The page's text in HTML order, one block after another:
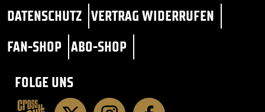
DATENSCHUTZ VERTRAG WIDERRUFEN
FAN-SHOP ABO-SHOP
FOLGE UNS